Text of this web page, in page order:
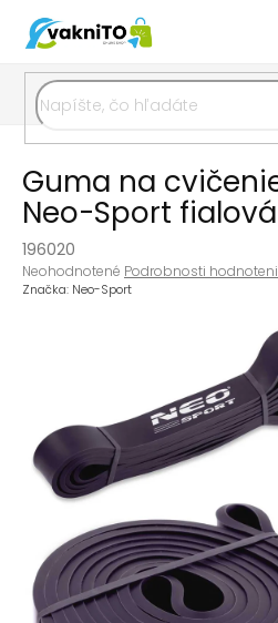
obsah
Guma na
Neo-Sport fialová
196020
Priemerné
hodnotenie
Neohodnotené Podrobnosti
Značka: Neo-Sport